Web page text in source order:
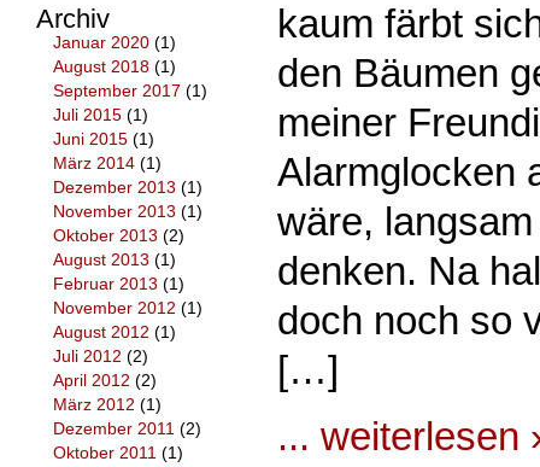
Archiv
Januar 2020 (1)
August 2018 (1)
September 2017 (1)
Juli 2015 (1)
Juni 2015 (1)
März 2014 (1)
Dezember 2013 (1)
November 2013 (1)
Oktober 2013 (2)
August 2013 (1)
Februar 2013 (1)
November 2012 (1)
August 2012 (1)
Juli 2012 (2)
April 2012 (2)
März 2012 (1)
Dezember 2011 (2)
Oktober 2011 (1)
kaum färbt
den Bäumen
meiner
Alarmglocken
wäre,
denken. Na
doch noch so
[…]
... weiterlesen